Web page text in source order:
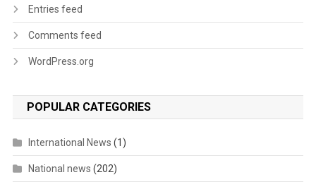
Entries feed
Comments feed
WordPress.org
POPULAR CATEGORIES
International News (1)
National news (202)